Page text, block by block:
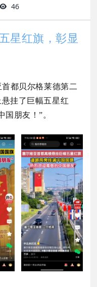
46
星红旗，彰显
都贝尔格莱德第二
挂了巨幅五星红
朋友！”。